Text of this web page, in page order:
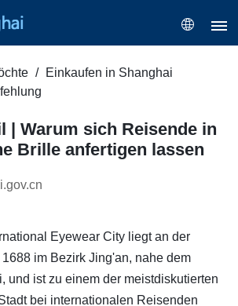
Einkaufen in Shanghai
| Warum sich Reisende in
Brille anfertigen lassen
Eyewear City liegt an der
im Bezirk Jing'an, nahe dem
und ist zu einem der meistdiskutierten
bei internationalen Reisenden